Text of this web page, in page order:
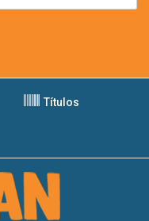
Títulos